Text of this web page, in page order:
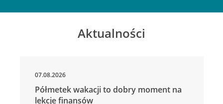
Aktualności
07.08.2026
Półmetek wakacji to dobry moment na
lekcje finansów